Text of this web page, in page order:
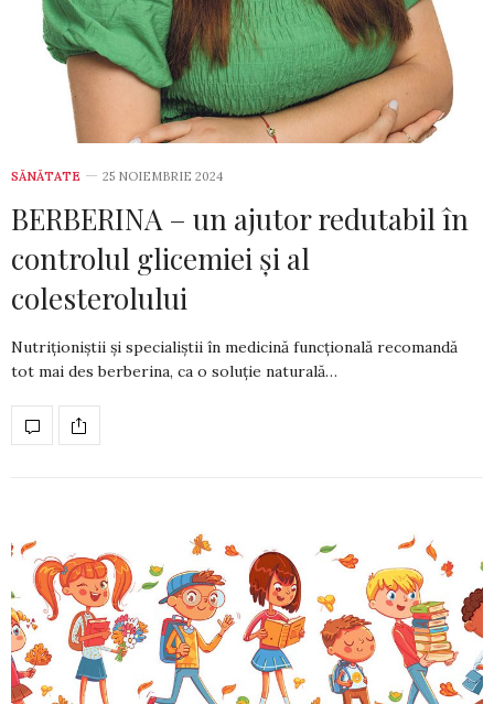
SĂNĂTATE 25 NOIEMBRIE 2024
BERBERINA – un ajutor redutabil în
controlul glicemiei și al
colesterolului
Nutriționiștii și specialiștii în medicină func­țională recomandă
tot mai des ber­berina, ca o soluție naturală…